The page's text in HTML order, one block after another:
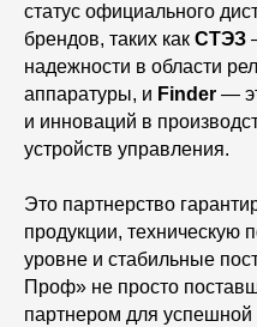
статус официального
брендов, таких как СТЭЗ
надежности в области
аппаратуры, и Finder —
и инноваций в
устройств управления.
Это партнерство
продукции, техническую
уровне и стабильные
Проф» не просто
партнером для